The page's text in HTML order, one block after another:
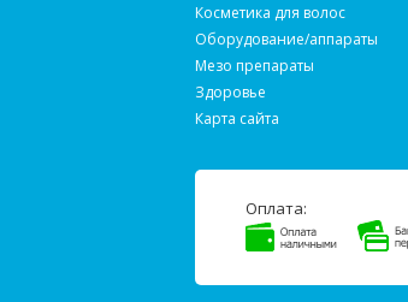
Косметика для волос
Оборудование/аппараты
Мезо препараты
Здоровье
Карта сайта
Оплата: